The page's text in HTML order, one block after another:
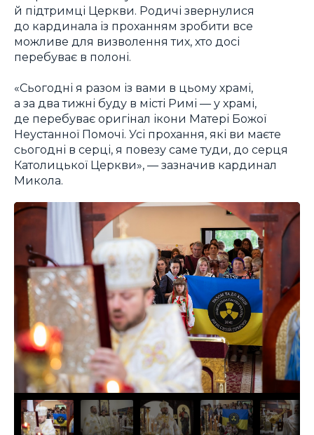
й підтримці Церкви. Родичі звернулися
до кардинала із проханням зробити все
можливе для визволення тих, хто досі
перебуває в полоні.
«Сьогодні я разом із вами в цьому храмі,
а за два тижні буду в місті Римі — у храмі,
де перебуває оригінал ікони Матері Божої
Неустанної Помочі. Усі прохання, які ви маєте
сьогодні в серці, я повезу саме туди, до серця
Католицької Церкви», — зазначив кардинал
Микола.